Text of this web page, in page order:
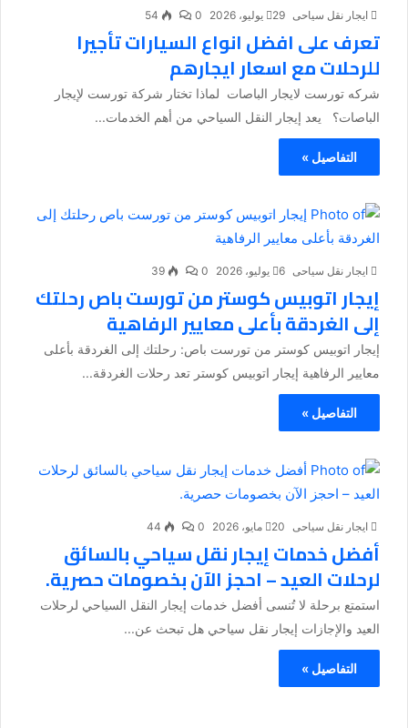
ايجار نقل سياحى 29 يوليو، 2026 0
54
تعرف على افضل انواع السيارات تأجيرا
للرحلات مع اسعار ايجارهم
شركه تورست لايجار الباصات لماذا تختار شركة تورست لإيجار
الباصات؟ يعد إيجار النقل السياحي من أهم الخدمات...
التفاصيل »
ايجار نقل سياحى 6 يوليو، 2026 0
39
إيجار اتوبيس كوستر من تورست باص رحلتك
إلى الغردقة بأعلى معايير الرفاهية
إيجار اتوبيس كوستر من تورست باص: رحلتك إلى الغردقة بأعلى
معايير الرفاهية إيجار اتوبيس كوستر تعد رحلات الغردقة...
التفاصيل »
ايجار نقل سياحى 20 مايو، 2026 0
44
أفضل خدمات إيجار نقل سياحي بالسائق
لرحلات العيد – احجز الآن بخصومات حصرية.
استمتع برحلة لا تُنسى أفضل خدمات إيجار النقل السياحي لرحلات
العيد والإجازات إيجار نقل سياحي هل تبحث عن...
التفاصيل »